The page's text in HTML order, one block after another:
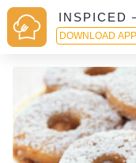
INSPICED
DOWNLOAD APP